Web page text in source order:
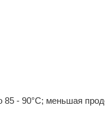
- 90°C; меньшая